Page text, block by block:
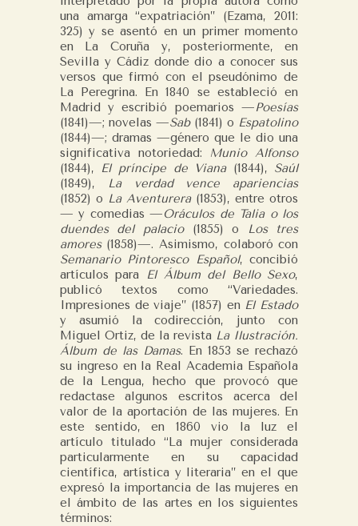
una amarga “expatriación” (Ezama, 2011:
325) y se asentó en un primer momento
en La Coruña y, posteriormente, en
Sevilla y Cádiz donde dio a conocer sus
versos que firmó con el pseudónimo de
La Peregrina. En 1840 se estableció en
Madrid y escribió poemarios —Poesías
(1841)—; novelas —Sab (1841) o Espatolino
(1844)—; dramas —género que le dio una
significativa notoriedad: Munio Alfonso
(1844), El príncipe de Viana(1844), Saúl
(1849),
La verdad vence apariencias
(1852) o La Aventurera(1853), entre otros
— y comedias —Oráculos de Talia o los
duendes del palacio(1855) o
Los tres
amores(1858)—. Asimismo, colaboró con
Semanario Pintoresco Español, concibió
artículos para
El Álbum del Bello Sexo,
publicó textos como “Variedades.
Impresiones de viaje” (1857) en El Estado
y asumió la codirección, junto con
Miguel Ortiz, de la revista La Ilustración.
Álbum de las Damas. En 1853 se rechazó
su ingreso en la Real Academia Española
de la Lengua, hecho que provocó que
redactase algunos escritos acerca del
valor de la aportación de las mujeres. En
este sentido, en 1860 vio la luz el
artículo titulado “La mujer considerada
particularmente en su capacidad
científica, artística y literaria” en el que
expresó la importancia de las mujeres en
el ámbito de las artes en los siguientes
términos: